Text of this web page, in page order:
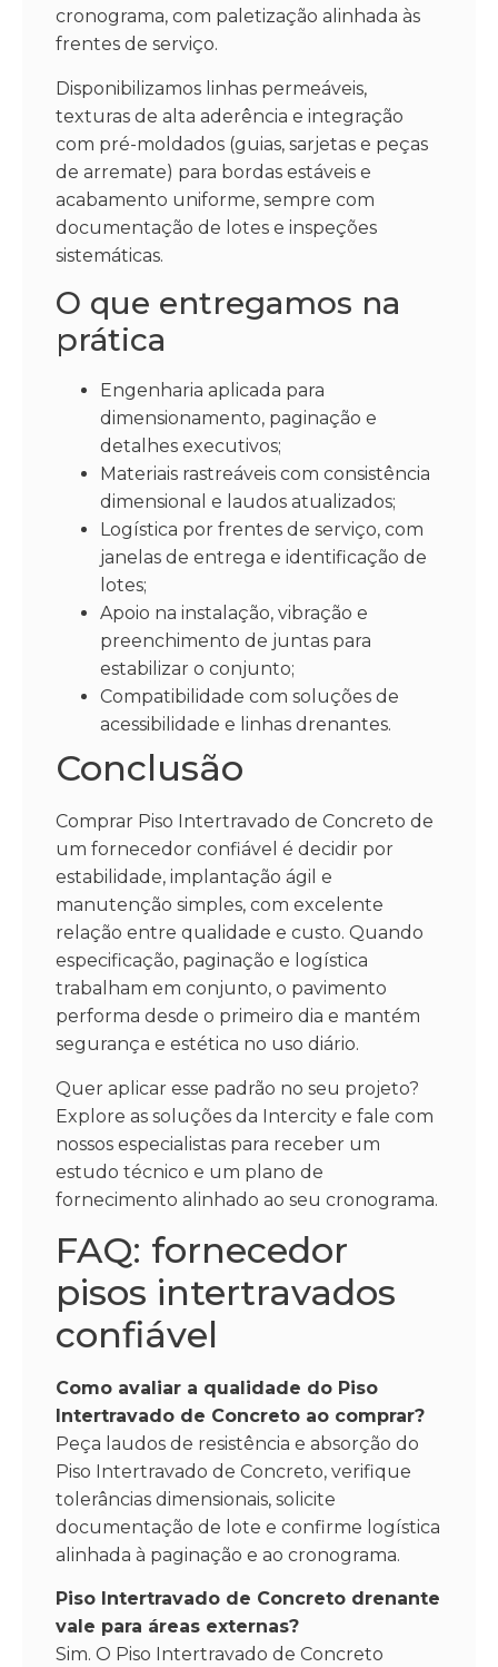
cronograma, com paletização alinhada às
frentes de serviço.
Disponibilizamos linhas permeáveis,
texturas de alta aderência e integração
com pré-moldados (guias, sarjetas e peças
de arremate) para bordas estáveis e
acabamento uniforme, sempre com
documentação de lotes e inspeções
sistemáticas.
O que entregamos na
prática
Engenharia aplicada para
dimensionamento, paginação e
detalhes executivos;
Materiais rastreáveis com consistência
dimensional e laudos atualizados;
Logística por frentes de serviço, com
janelas de entrega e identificação de
lotes;
Apoio na instalação, vibração e
preenchimento de juntas para
estabilizar o conjunto;
Compatibilidade com soluções de
acessibilidade e linhas drenantes.
Conclusão
Comprar Piso Intertravado de Concreto de
um fornecedor confiável é decidir por
estabilidade, implantação ágil e
manutenção simples, com excelente
relação entre qualidade e custo. Quando
especificação, paginação e logística
trabalham em conjunto, o pavimento
performa desde o primeiro dia e mantém
segurança e estética no uso diário.
Quer aplicar esse padrão no seu projeto?
Explore as soluções da Intercity e fale com
nossos especialistas para receber um
estudo técnico e um plano de
fornecimento alinhado ao seu cronograma.
FAQ: fornecedor
pisos intertravados
confiável
Como avaliar a qualidade do Piso
Intertravado de Concreto ao comprar?
Peça laudos de resistência e absorção do
Piso Intertravado de Concreto, verifique
tolerâncias dimensionais, solicite
documentação de lote e confirme logística
alinhada à paginação e ao cronograma.
Piso Intertravado de Concreto drenante
vale para áreas externas?
Sim. O Piso Intertravado de Concreto